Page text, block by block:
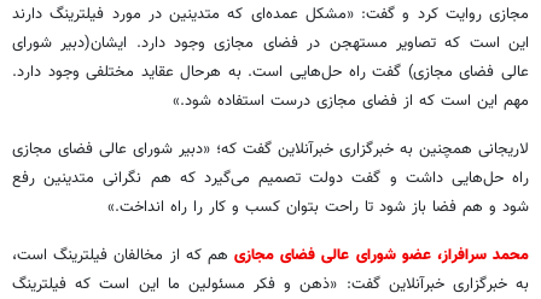
مجازی روایت کرد و گفت: «مشکل عمده‌ای که متدینین در مورد فیلترینگ دارند
این است که تصاویر مستهجن در فضای مجازی وجود دارد. ایشان(دبیر شورای
عالی فضای مجازی) گفت راه حل‌هایی است. به هرحال عقاید مختلفی وجود دارد.
مهم این است که از فضای مجازی درست استفاده شود.»
لاریجانی همچنین به خبرگزاری خبرآنلاین گفت که؛ «دبیر شورای عالی فضای مجازی
راه حل‌هایی داشت و گفت دولت تصمیم می‌گیرد که هم نگرانی متدینین رفع
شود و هم فضا باز شود تا راحت بتوان کسب و کار را راه انداخت.»
محمد سرافراز، عضو شورای عالی فضای مجازی هم که از مخالفان فیلترینگ است،
به خبرگزاری خبرآنلاین گفت: «ذهن و فکر مسئولین ما این است که فیلترینگ